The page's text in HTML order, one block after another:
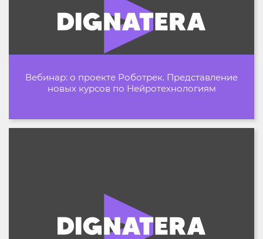
Вебинар: о проекте Роботрек. Представление
новых курсов по Нейротехнологиям